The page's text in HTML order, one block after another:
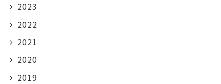
2023
2022
2021
2020
2019